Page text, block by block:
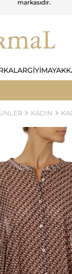
markasıdır.
GİYİM
KADIN